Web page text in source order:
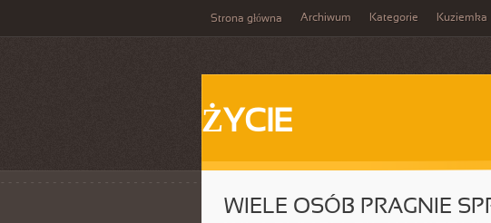
Strona główna Archiwum Kategorie Kuziemka
ŻYCIE
WIELE OSÓB PRAGNIE